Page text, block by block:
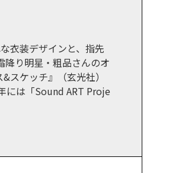
⾐装デザインと、指先
り明星・粗品さんのオ
ケッチ』（玄光社）
には「Sound ART Proje